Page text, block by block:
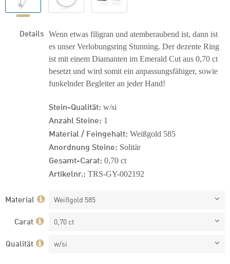
Details Wenn etwas filigran und atemberaubend ist, dann ist
es unser Verlobungsring Stunning. Der dezente Ring
ist mit einem Diamanten im Emerald Cut aus 0,70 ct
besetzt und wird somit ein anpassungsfähiger, sowie
funkelnder Begleiter an jeder Hand!
Stein-Qualität: w/si
Anzahl Steine: 1
Material / Feingehalt: Weißgold 585
Anordnung Steine: Solitär
Gesamt-Carat: 0,70 ct
Artikelnr.: TRS-GY-002192
Material Weißgold 585
Carat 0,70 ct
Qualität w/si